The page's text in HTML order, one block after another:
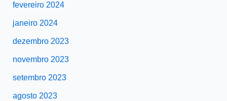
fevereiro 2024
janeiro 2024
dezembro 2023
novembro 2023
setembro 2023
agosto 2023